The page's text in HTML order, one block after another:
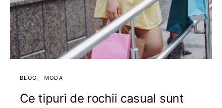
BLOG MODA
Ce tipuri de rochii casual sunt